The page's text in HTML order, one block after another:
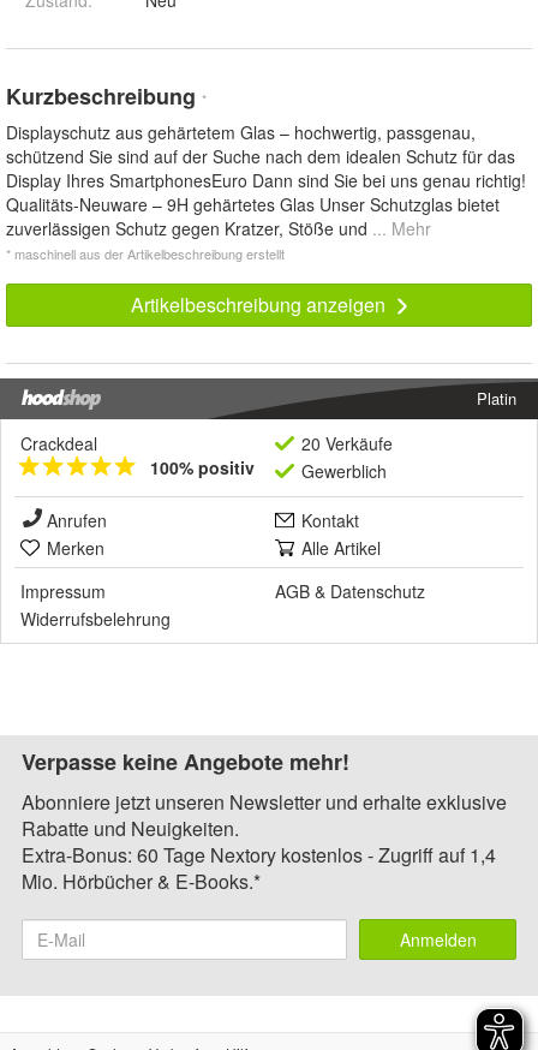
Kurzbeschreibung *
Displayschutz aus gehärtetem Glas – hochwertig, passgenau,
schützend Sie sind auf der Suche nach dem idealen Schutz für das
Display Ihres SmartphonesEuro Dann sind Sie bei uns genau richtig!
Qualitäts-Neuware – 9H gehärtetes Glas Unser Schutzglas bietet
zuverlässigen Schutz gegen Kratzer, Stöße und ... Mehr
* maschinell aus der Artikelbeschreibung erstellt
Artikelbeschreibung anzeigen
Platin
Crackdeal
100% positiv
20 Verkäufe
Gewerblich
Anrufen
Kontakt
Merken
Alle Artikel
Impressum
AGB & Datenschutz
Widerrufsbelehrung
Verpasse keine Angebote mehr!
Abonniere jetzt unseren Newsletter und erhalte exklusive
Rabatte und Neuigkeiten.
Extra-Bonus: 60 Tage Nextory kostenlos - Zugriff auf 1,4
Mio. Hörbücher & E-Books.*
Anmelden